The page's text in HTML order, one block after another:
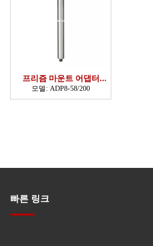
프리즘 마운트 어댑터
(5/8',200mm)
모델: ADP8-58/200
빠른 링크